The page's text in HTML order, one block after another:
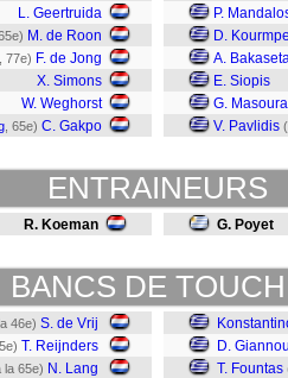
L. Geertruida
65e) M. de Roon
, 77e) F. de Jong
X. Simons
W. Weghorst
, 65e) C. Gakpo
P.
D.
A.
E. Siopis
G.
V. Pavlidis (
ENTRAINEURS
R. Koeman G. Poyet
BANCS DE
46e) S. de Vrij
T. Reijnders
la 65e) N. Lang
D.
T. Fountas